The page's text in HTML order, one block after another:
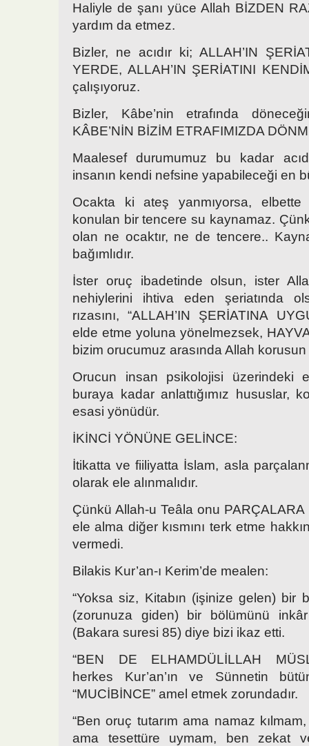
Haliyle de şanı yüce Allah BİZDEN
yardım da etmez.
Bizler, ne acıdır ki; ALLAH’IN
YERDE, ALLAH’IN ŞERİATINI
çalışıyoruz.
Bizler, Kâbe’nin etrafında
KÂBE’NİN BİZİM ETRAFIMIZDA
Maalesef durumumuz bu kadar
insanın kendi nefsine yapabileceği en
Ocakta ki ateş yanmıyorsa,
konulan bir tencere su kaynamaz.
olan ne ocaktır, ne de tencere..
bağımlıdır.
İster oruç ibadetinde olsun, ister
nehiylerini ihtiva eden şeriatında
rızasını, “ALLAH’IN ŞERİATINA
elde etme yoluna yönelmezsek,
bizim orucumuz arasında Allah
Orucun insan psikolojisi üzerindeki
buraya kadar anlattığımız hususlar,
esasi yönüdür.
İKİNCİ YÖNÜNE GELİNCE:
İtikatta ve fiiliyatta İslam, asla
olarak ele alınmalıdır.
Çünkü Allah-u Teâla onu PARÇALARA
ele alma diğer kısmını terk etme
vermedi.
Bilakis Kur’an-ı Kerim’de mealen:
“Yoksa siz, Kitabın (işinize gelen) bir
(zorunuza giden) bir bölümünü inkâr
(Bakara suresi 85) diye bizi ikaz etti.
“BEN DE ELHAMDÜLİLLAH
herkes Kur’an’ın ve Sünnetin
“MUCİBİNCE” amel etmek zorundadır.
“Ben oruç tutarım ama namaz
ama tesettüre uymam, ben zekat